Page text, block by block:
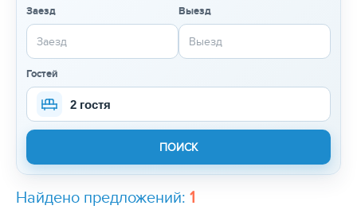
Заезд Выезд
Гостей
2 гостя
Найдено предложений: 1